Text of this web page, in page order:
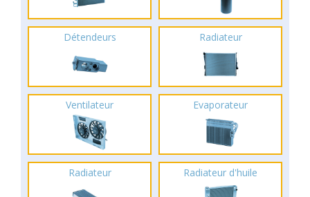
Détendeurs Radiateur
Ventilateur Evaporateur
Radiateur Radiateur d'huile